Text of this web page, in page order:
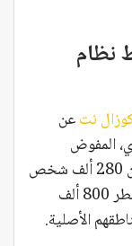
نظام
نتعن
المفوض
السامي لشؤون اللاجئين، أن من بين العائدين 280 ألف شخص
كانوا قد لجأوا إلى خارج البلاد، في حين اضطر 800 ألف
الأصلية.